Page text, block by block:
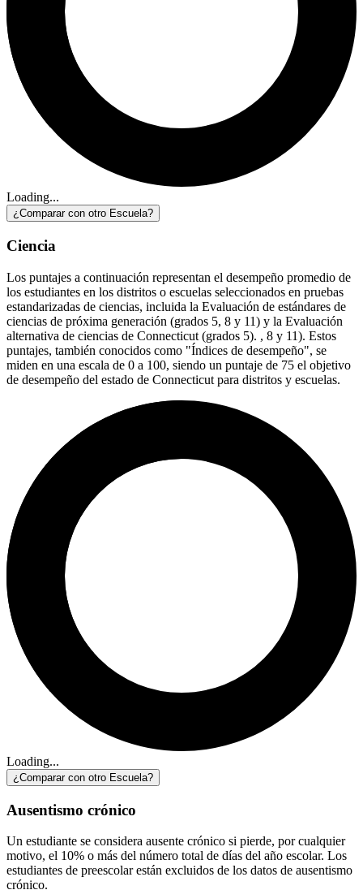
Loading...
¿Comparar con otro Escuela?
Ciencia
Los puntajes a continuación representan el desempeño promedio de
los estudiantes en los distritos o escuelas seleccionados en pruebas
estandarizadas de ciencias, incluida la Evaluación de estándares de
ciencias de próxima generación (grados 5, 8 y 11) y la Evaluación
alternativa de ciencias de Connecticut (grados 5). , 8 y 11). Estos
puntajes, también conocidos como "Índices de desempeño", se
miden en una escala de 0 a 100, siendo un puntaje de 75 el objetivo
de desempeño del estado de Connecticut para distritos y escuelas.
Loading...
¿Comparar con otro Escuela?
Ausentismo crónico
Un estudiante se considera ausente crónico si pierde, por cualquier
motivo, el 10% o más del número total de días del año escolar. Los
estudiantes de preescolar están excluidos de los datos de ausentismo
crónico.